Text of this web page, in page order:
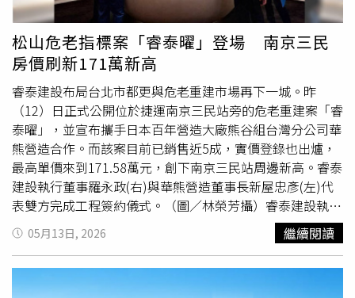
有完善交通與生活機能。區內匯聚總統府、行政院等重要機
關，台北車站更是全台唯一多鐵共構交通樞紐。未來隨捷運
萬大線逐步到位，將進一步提升區域便利性與發展潛力。本
案與擁有百年歷史的台北植物園為鄰，8.2公頃綠意景觀宛
如自家庭院。園區內匯集超過兩千種植物，四季景色各具特
色，住戶可享受晨間散步、午後休憩與親子活動等自然生活
體驗。在繁華市中心坐擁珍貴綠意，也讓【中正傑座·甄豪
宅】成為中正區少見兼具都會機能與生態環境的住宅產品。
全案採一層一鄰規劃，創造更單純的居住環境與隱私空間。
同時導入全邸訂製服務，從格局配置、動線設計到建材選
配，皆可依據居住者需求量身打造，跳脫傳統標準化住宅框
架。市場人士指出，在房市逐步回歸自住需求的階段，能同
時兼顧教育資源、生活品質與長期居住價值的產品愈發受到
青睞。【中正傑座·甄豪宅】結合學區、綠景與客製化規劃
優勢，為台北市中正區換屋與自住市場增添新選擇。
松山危老指標案「睿泰曜」登場 南京三民
房價刷新171萬新高
睿泰建設布局台北市都更與危老重建市場再下一城。昨
（12）日正式公開位於捷運南京三民站旁的危老重建案「睿
泰曜」，並宣布攜手日本百年營造大廠熊谷組台灣分公司華
熊營造合作。而該案目前已銷售近5成，實價登錄也出爐，
最高單價來到171.58萬元，創下南京三民站周邊新高。睿泰
建設執行董事羅永政(右)與華熊營造董事長新屋忠彥(左)代
表雙方完成工程簽約儀式。（圖／林榮芳攝）睿泰建設執行
董事羅永政表示，「睿泰曜」整合歷時逾10年，開發過程不
易，對於打造區域指標性危老重建案深具信心。他指出，公
司將持續深耕台北市精華區，未來在信義、中正及大直等地
將陸續推出新案，總開發量體上看百億元。「睿泰曜」基地
05月13日, 2026 繼續閱讀